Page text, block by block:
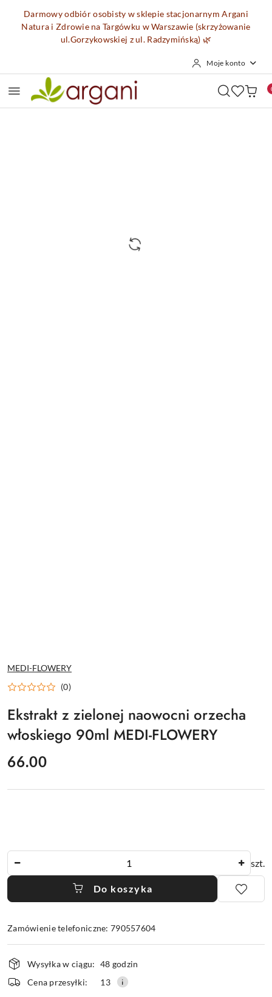
Przejdź do treści głównej
Przejdź do wyszukiwarki
Przejdź do moje konto
Przejdź do menu głównego
Przejdź do opisu produktu
Przejdź do stopki
Darmowy odbiór osobisty w sklepie stacjonarnym Argani
Natura i Zdrowie na Targówku w Warszawie (skrzyżowanie
ul.Gorzykowskiej z ul. Radzymińską) 🌿
Moje konto
NAZWA
PRODUCENTA:
MEDI-FLOWERY
(0)
Ekstrakt z zielonej naowocni orzecha
włoskiego 90ml MEDI-FLOWERY
cena:
66.00
szt.
Do koszyka
Zamówienie telefoniczne: 790557604
Dostępność
i
dostawa
Wysyłka w ciągu: 48 godzin
Cena przesyłki:
13